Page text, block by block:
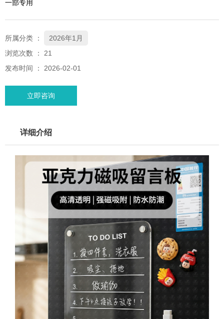
一部专用
所属分类 ：
2026年1月
浏览次数 ： 21
发布时间 ： 2026-02-01
立即咨询
详细介绍